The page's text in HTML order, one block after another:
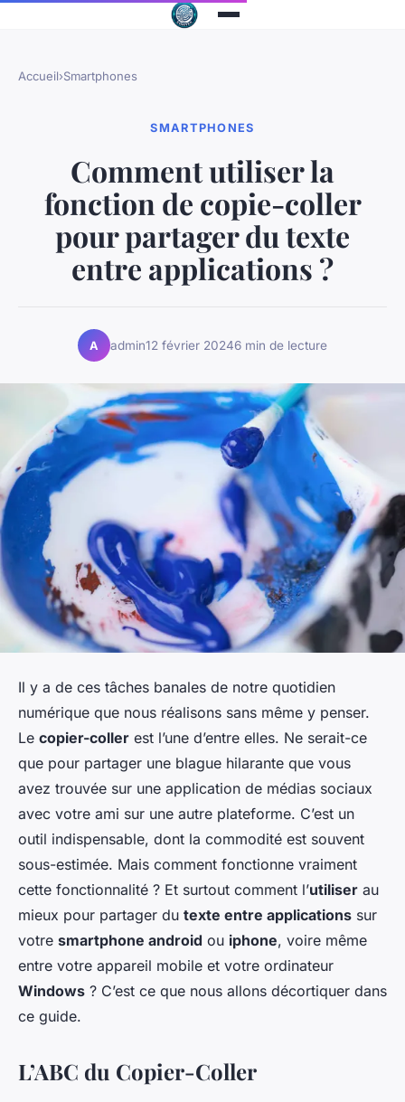
Accueil›Smartphones
SMARTPHONES
Comment utiliser la
fonction de copie-coller
pour partager du texte
entre applications ?
A admin12 février 20246 min de lecture
Il y a de ces tâches banales de notre quotidien
numérique que nous réalisons sans même y penser.
Le copier-coller est l’une d’entre elles. Ne serait-ce
que pour partager une blague hilarante que vous
avez trouvée sur une application de médias sociaux
avec votre ami sur une autre plateforme. C’est un
outil indispensable, dont la commodité est souvent
sous-estimée. Mais comment fonctionne vraiment
cette fonctionnalité ? Et surtout comment l’utiliser au
mieux pour partager du texte entre applications sur
votre smartphone android ou iphone, voire même
entre votre appareil mobile et votre ordinateur
Windows ? C’est ce que nous allons décortiquer dans
ce guide.
L’ABC du Copier-Coller